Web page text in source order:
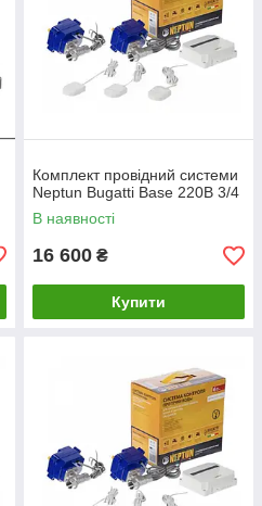
Комплект провідний системи
Neptun Bugatti Base 220B 3/4
В наявності
16 600 ₴
Купити